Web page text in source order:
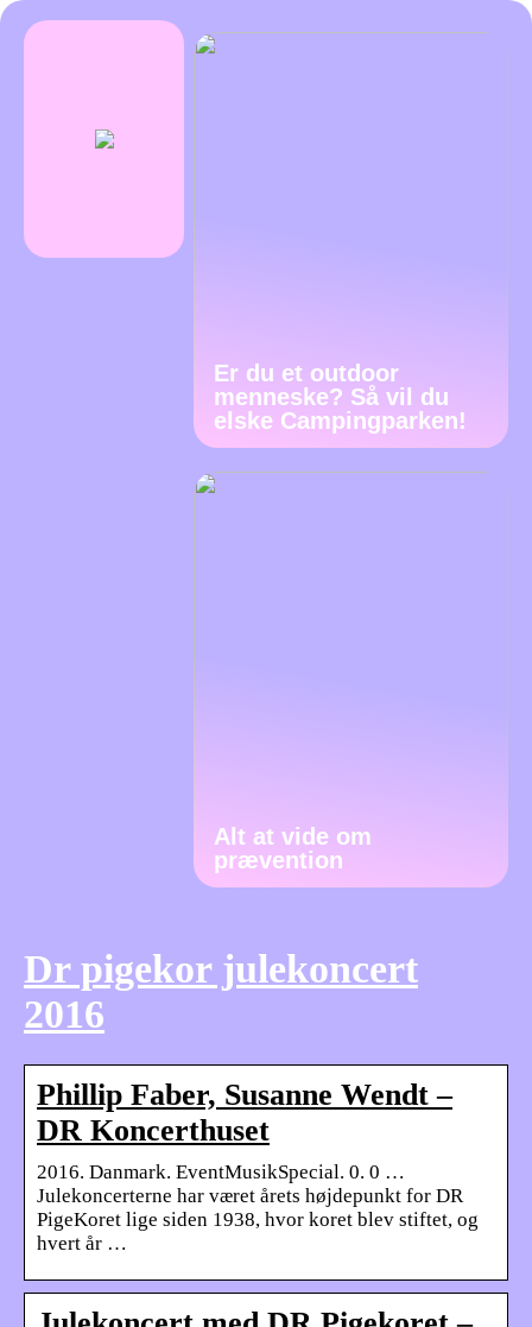
Er du et outdoor
menneske? Så vil du
elske Campingparken!
Alt at vide om
prævention
Dr pigekor julekoncert
2016
Phillip Faber, Susanne Wendt –
DR Koncerthuset
2016. Danmark. EventMusikSpecial. 0. 0 …
Julekoncerterne har været årets højdepunkt for DR
PigeKoret lige siden 1938, hvor koret blev stiftet, og
hvert år …